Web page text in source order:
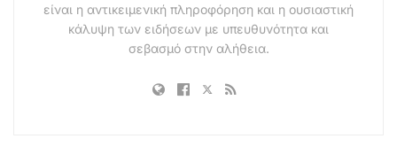
είναι η αντικειμενική πληροφόρηση και η ουσιαστική
κάλυψη των ειδήσεων με υπευθυνότητα και
σεβασμό στην αλήθεια.